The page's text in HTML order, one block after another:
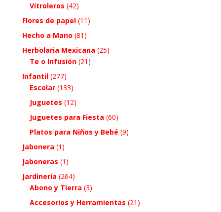
Vitroleros (42)
Flores de papel (11)
Hecho a Mano (81)
Herbolaria Mexicana (25)
Te o Infusión (21)
Infantil (277)
Escolar (133)
Juguetes (12)
Juguetes para Fiesta (60)
Platos para Niños y Bebé (9)
Jabonera (1)
Jaboneras (1)
Jardinería (264)
Abono y Tierra (3)
Accesorios y Herramientas (21)